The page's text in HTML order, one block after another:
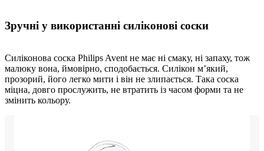
Зручні у використанні силіконові соски
Силіконова соска Philips Avent не має ні смаку, ні запаху, тож
малюку вона, ймовірно, сподобається. Силікон м’який,
прозорий, його легко мити і він не злипається. Така соска
міцна, довго прослужить, не втратить із часом форми та не
змінить кольору.